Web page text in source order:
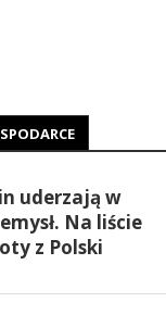
uderzają w
Na liście
z Polski